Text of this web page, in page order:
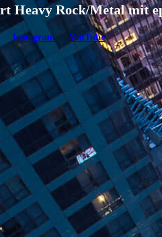
Heavy Rock/Metal mit
Instagram YouTube